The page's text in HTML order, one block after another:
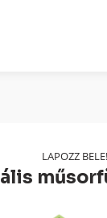
LAPOZZ BELE!